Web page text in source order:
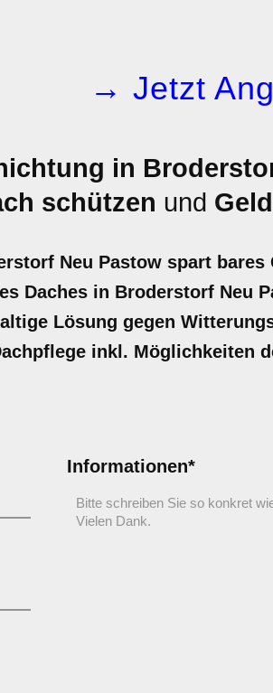
→ Jetzt
in
schützen und
Neu Pastow spart bares
Daches in Broderstorf Neu
Lösung gegen
inkl. Möglichkeiten
Informationen*